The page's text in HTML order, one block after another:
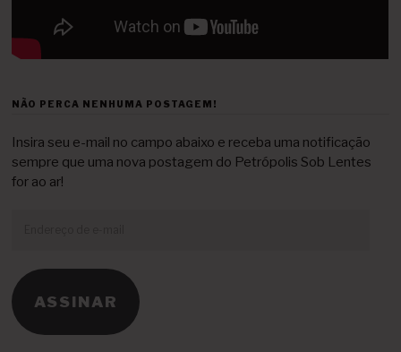
NÃO PERCA NENHUMA POSTAGEM!
Insira seu e-mail no campo abaixo e receba uma notificação
sempre que uma nova postagem do Petrópolis Sob Lentes
for ao ar!
mail
ASSINAR